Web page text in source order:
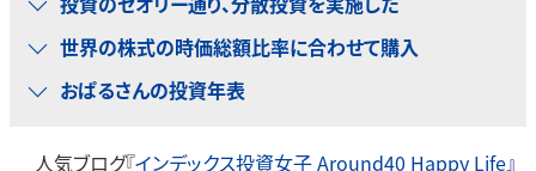
世界の株式の時価総額比率に合わせて購入
おぱるさんの投資年表
人気ブログ『インデックス投資女子 Around40 Happy Life』